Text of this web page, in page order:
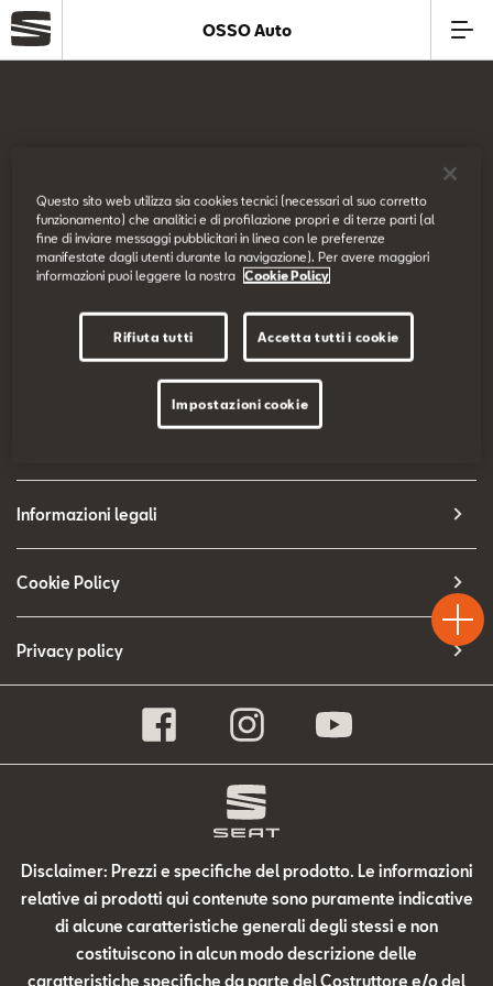
Offerte
Business
SEAT Usato Certificato
Contatti
Configuratore
OSSO Auto
Prova su strada
Configuratore
Informazioni legali
Cookie Policy
Privacy policy
Disclaimer: Prezzi e specifiche del prodotto. Le informazioni
relative ai prodotti qui contenute sono puramente indicative
di alcune caratteristiche generali degli stessi e non
costituiscono in alcun modo descrizione delle
caratteristiche specifiche da parte del Costruttore e/o del
Drive
Chiama
Questo sito web utilizza sia cookies tecnici (necessari al suo corretto
funzionamento) che analitici e di profilazione propri e di terze parti (al
fine di inviare messaggi pubblicitari in linea con le preferenze
manifestate dagli utenti durante la navigazione). Per avere maggiori
informazioni puoi leggere la nostra
Cookie Policy
Rifiuta tutti Accetta tutti i cookie
Impostazioni cookie